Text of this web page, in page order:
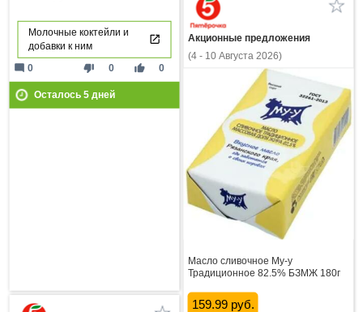
Молочные коктейли и
добавки к ним
thumb_down 0 thumb_up 0
mode_comment 0
Осталось 5дней
Акционные предложения
(4 - 10 Августа 2026)
Масло сливочное Му-у
Традиционное 82.5% БЗМЖ 180г
159.99 руб.